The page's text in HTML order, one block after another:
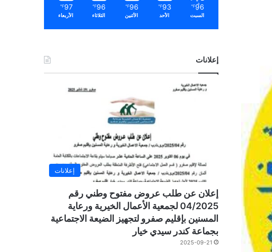
96
℉
السبت
93
℉
الأحد
96
℉
الأثنين
96
℉
الثلاثاء
97
℉
الأربعاء
إعلانات
إعلانات
إعلان عن طلب عروض مفتوح وطني رقم
04/2025 لجمعية الأعمال الخيرية ورعاية
المسنين بإقليم صفرو لتجهيز الضيعة الاجتماعية
بجماعة كندر سيدي خيار
2025-09-21